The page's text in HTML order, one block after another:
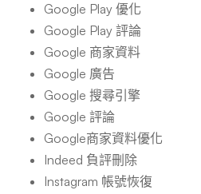
Google Play 優化
Google Play 評論
Google 商家資料
Google 廣告
Google 搜尋引擎
Google 評論
Google商家資料優化
Indeed 負評刪除
Instagram 帳號恢復